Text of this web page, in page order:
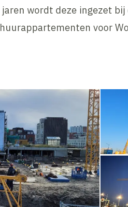
wordt deze ingezet
voor